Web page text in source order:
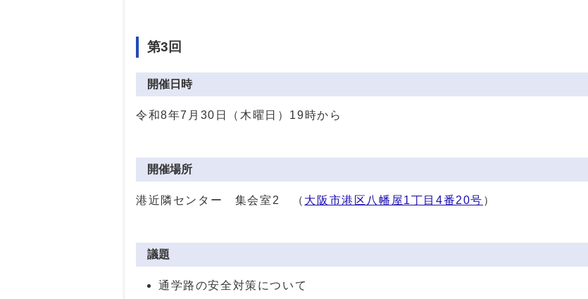
第3回
開催日時
令和8年7月30日（木曜日）19時から
開催場所
港近隣センター 集会室2 （ 大阪市港区八幡屋1丁目4番20号 ）
議題
通学路の安全対策について